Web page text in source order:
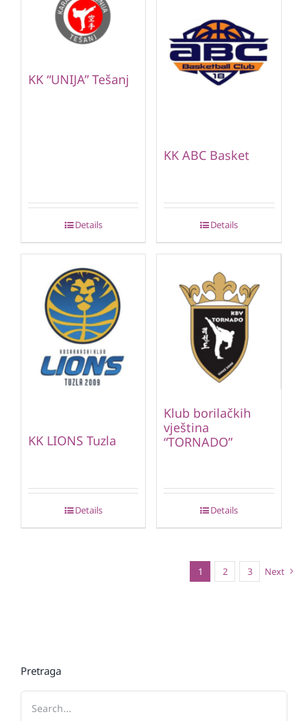
KK “UNIJA” Tešanj
Details
KK ABC Basket
Details
KK LIONS Tuzla
Details
Klub borilačkih
vještina
“TORNADO”
Details
1 2 3 Next
Pretraga